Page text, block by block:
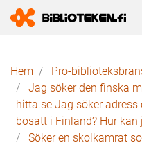
Länkstig
Hem
Pro-
Jag söker den finska
hitta.se Jag söker
bosatt i Finland? Hur
Söker en skolkamrat